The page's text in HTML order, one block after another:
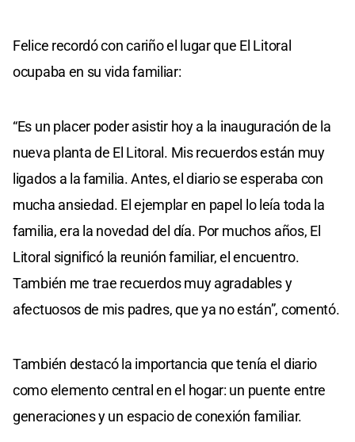
Felice recordó con cariño el lugar que El Litoral
ocupaba en su vida familiar:
“Es un placer poder asistir hoy a la inauguración de la
nueva planta de El Litoral. Mis recuerdos están muy
ligados a la familia. Antes, el diario se esperaba con
mucha ansiedad. El ejemplar en papel lo leía toda la
familia, era la novedad del día. Por muchos años, El
Litoral significó la reunión familiar, el encuentro.
También me trae recuerdos muy agradables y
afectuosos de mis padres, que ya no están”, comentó.
También destacó la importancia que tenía el diario
como elemento central en el hogar: un puente entre
generaciones y un espacio de conexión familiar.